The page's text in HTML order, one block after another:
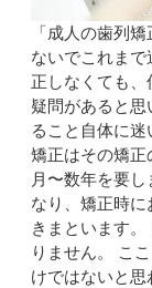
「成人の歯列
ないでこれま
正しなくても
疑問があると
ること自体に
矯正はその矯正
月〜数年を要
なり、矯正時
きまといます
りません。 こ
けではないと思